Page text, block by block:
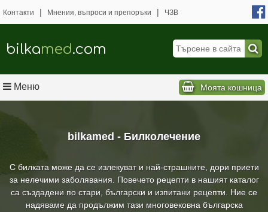
bilkamed - Билколечение
С билката може да се излекуват и най-страшните, дори приети
за нелечими заболявания. Повечето рецепти в нашият каталог
са създадени по стари, български и изпитани рецепти. Ние се
надяваме да продължим тази многовековна българска
Контакти | Мнения, въпроси и препоръки | ЧЗВ
bilkamed.com
Меню Моята кошница